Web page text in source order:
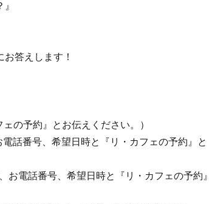
答えします！
の予約』とお伝えください。）
電話番号、希望日時と『リ・カフェの予約』と
お電話番号、希望日時と『リ・カフェの予約』